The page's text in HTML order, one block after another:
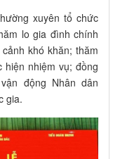
xuyên tổ chức
lo gia đình chính
khó khăn; thăm
nhiệm vụ; đồng
động Nhân dân
gia.